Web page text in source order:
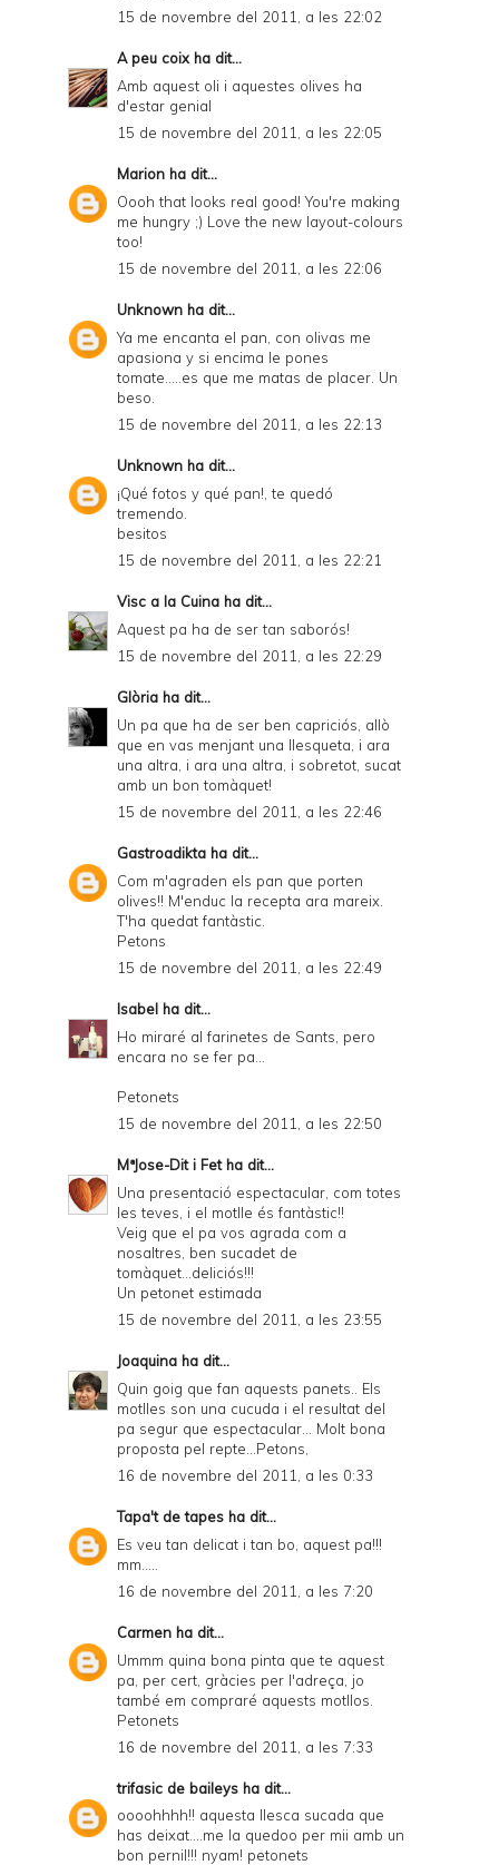
15 de novembre del 2011, a les 22:02
A peu coixha dit...
Amb aquest oli i aquestes olives ha
d'estar genial
15 de novembre del 2011, a les 22:05
Marion ha dit...
Oooh that looks real good! You're making
me hungry ;) Love the new layout-colours
too!
15 de novembre del 2011, a les 22:06
Unknown ha dit...
Ya me encanta el pan, con olivas me
apasiona y si encima le pones
tomate.....es que me matas de placer. Un
beso.
15 de novembre del 2011, a les 22:13
Unknown ha dit...
¡Qué fotos y qué pan!, te quedó
tremendo.
besitos
15 de novembre del 2011, a les 22:21
Visc a la Cuina ha dit...
Aquest pa ha de ser tan saborós!
15 de novembre del 2011, a les 22:29
Glòria ha dit...
Un pa que ha de ser ben capriciós, allò
que en vas menjant una llesqueta, i ara
una altra, i ara una altra, i sobretot, sucat
amb un bon tomàquet!
15 de novembre del 2011, a les 22:46
Gastroadikta ha dit...
Com m'agraden els pan que porten
olives!! M'enduc la recepta ara mareix.
T'ha quedat fantàstic.
Petons
15 de novembre del 2011, a les 22:49
Isabel ha dit...
Ho miraré al farinetes de Sants, pero
encara no se fer pa...
Petonets
15 de novembre del 2011, a les 22:50
MªJose-Dit i Fetha dit...
Una presentació espectacular, com totes
les teves, i el motlle és fantàstic!!
Veig que el pa vos agrada com a
nosaltres, ben sucadet de
tomàquet...deliciós!!!
Un petonet estimada
15 de novembre del 2011, a les 23:55
Joaquina ha dit...
Quin goig que fan aquests panets.. Els
motlles son una cucuda i el resultat del
pa segur que espectacular... Molt bona
proposta pel repte...Petons,
16 de novembre del 2011, a les 0:33
Tapa't de tapes ha dit...
Es veu tan delicat i tan bo, aquest pa!!!
mm.....
16 de novembre del 2011, a les 7:20
Carmen ha dit...
Ummm quina bona pinta que te aquest
pa, per cert, gràcies per l'adreça, jo
també em compraré aquests motllos.
Petonets
16 de novembre del 2011, a les 7:33
trifasic de baileys ha dit...
oooohhhh!! aquesta llesca sucada que
has deixat....me la quedoo per mii amb un
bon pernil!!! nyam! petonets